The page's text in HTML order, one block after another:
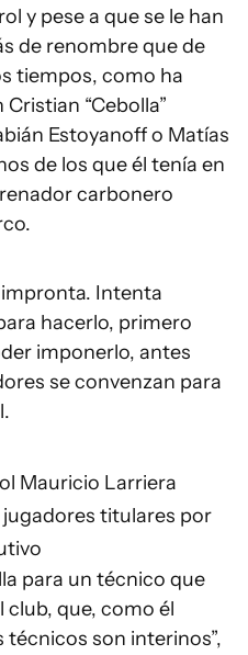
y pese a que se le han
de renombre que de
tiempos, como ha
“Cebolla”
Estoyanoff o Matías
de los que él tenía en
carbonero
Intenta
hacerlo, primero
imponerlo, antes
se convenzan para
Mauricio Larriera
jugadores titulares por
para un técnico que
club, que, como él
técnicos son interinos”,